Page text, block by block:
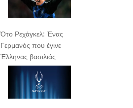
Ότο Ρεχάγκελ: Ένας
Γερμανός που έγινε
Έλληνας βασιλιάς